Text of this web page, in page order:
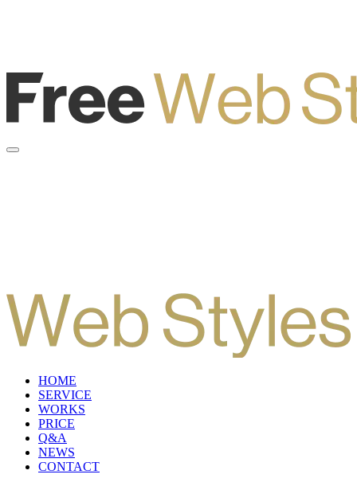
HOME
SERVICE
WORKS
PRICE
Q&A
NEWS
CONTACT